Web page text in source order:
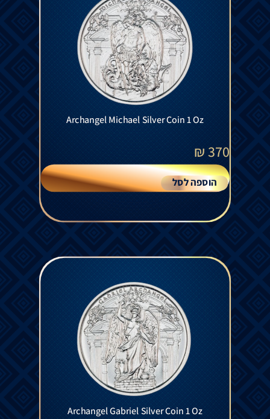
Archangel Michael Silver Coin 1 Oz
370
₪
הוספה לסל
Archangel Gabriel Silver Coin 1 Oz